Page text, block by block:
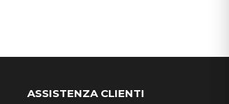
ASSISTENZA CLIENTI